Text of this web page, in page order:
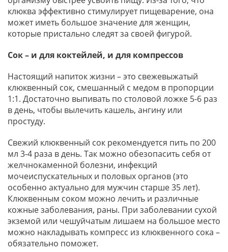
клюква эффективно стимулирует пищеварение, она
может иметь большое значение для женщин,
которые пристально следят за своей фигурой.
Сок – и для коктейлей, и для компрессов
Настоящий напиток жизни – это свежевыжатый
клюквенный сок, смешанный с медом в пропорции
1:1. Достаточно выпивать по столовой ложке 5-6 раз
в день, чтобы вылечить кашель, ангину или
простуду.
Свежий клюквенный сок рекомендуется пить по 200
мл 3-4 раза в день. Так можно обезопасить себя от
желчнокаменной болезни, инфекций
мочеиспускательных и половых органов (это
особенно актуально для мужчин старше 35 лет).
Клюквенным соком можно лечить и различные
кожные заболевания, раны. При заболевании сухой
экземой или чешуйчатым лишаем на большое место
можно накладывать компресс из клюквенного сока –
обязательно поможет.